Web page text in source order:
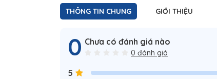
THÔNG TIN CHUNG GIỚI THIỆU
0 Chưa có đánh giá nào
0 đánh giá
5